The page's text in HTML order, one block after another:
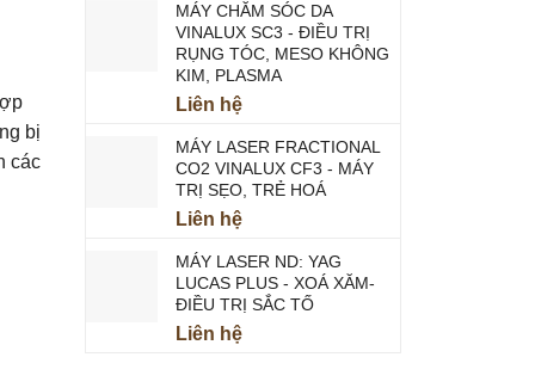
bị
các
MÁY CHĂM SÓC DA
VINALUX SC3 - ĐIỀU TRỊ
RỤNG TÓC, MESO KHÔNG
KIM, PLASMA
Liên hệ
MÁY LASER FRACTIONAL
CO2 VINALUX CF3 - MÁY
TRỊ SẸO, TRẺ HOÁ
Liên hệ
MÁY LASER ND: YAG
LUCAS PLUS - XOÁ XĂM-
ĐIỀU TRỊ SẮC TỐ
Liên hệ